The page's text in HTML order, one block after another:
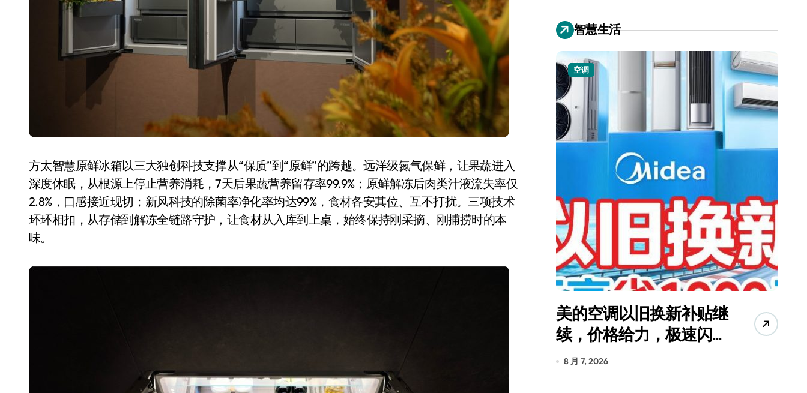
方太智慧原鲜冰箱以三大独创科技支撑从“保质”到“原鲜”的跨越。远洋级氮气保鲜，让果蔬进入
深度休眠，从根源上停止营养消耗，7天后果蔬营养留存率99.9%；原鲜解冻后肉类汁液流失率仅
2.8%，口感接近现切；新风科技的除菌率净化率均达99%，食材各安其位、互不打扰。三项技术
环环相扣，从存储到解冻全链路守护，让食材从入库到上桌，始终保持刚采摘、刚捕捞时的本
味。
智慧生活
小家电 小家电 空调
美的空调以旧换新补贴继
续，价格给力，极速闪
装！
8 月 7, 2026